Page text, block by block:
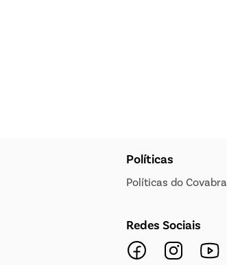
Políticas
Políticas do Covabra
Redes Sociais